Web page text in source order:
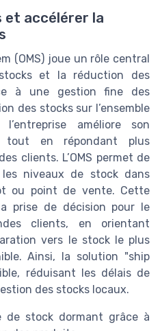
et accélérer la
(OMS) joue un rôle central
et la réduction des
à une gestion fine des
des stocks sur l’ensemble
améliore son
tout en répondant plus
clients. L’OMS permet de
niveaux de stock dans
ou point de vente. Cette
prise de décision pour le
clients, en orientant
vers le stock le plus
Ainsi, la solution "ship
réduisant les délais de
des stocks locaux.
de stock dormant grâce à